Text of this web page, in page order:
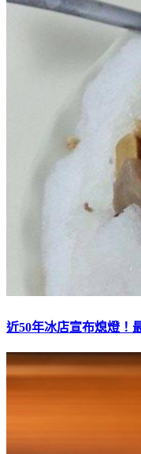
近50年冰店宣布熄燈